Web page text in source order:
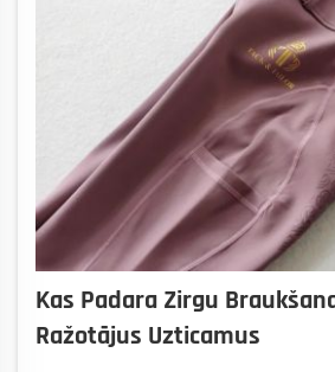
Kas Padara Zirgu
Ražotājus Uzticamus